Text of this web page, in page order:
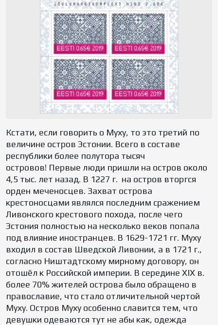
Кстати, если говорить о Муху, то это третий по
величине остров Эстонии. Всего в составе
республики более полутора тысяч
островов! Первые люди пришли на остров около
4,5 тыс. лет назад. В 1227 г. на остров вторгся
орден меченосцев. Захват острова
крестоносцами являлся последним сражением
Ливонского крестового похода, после чего
Эстония полностью на несколько веков попала
под влияние иностранцев. В 1629-1721 гг. Муху
входил в состав Шведской Ливонии, а в 1721 г.,
согласно Ништадтскому мирному договору, он
отошёл к Российской империи. В середине XIX в.
более 70% жителей острова было обращено в
православие, что стало отличительной чертой
Муху. Остров Муху особенно славится тем, что
девушки одеваются тут не абы как, одежда